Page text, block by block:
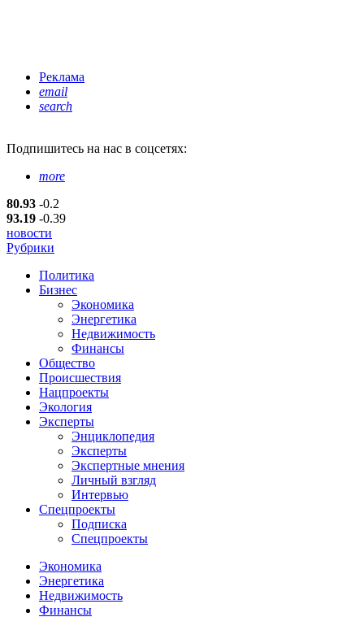
Реклама
email
search
Подпишитесь на нас в соцсетях:
more
80.93 -0.2
93.19 -0.39
новости
Рубрики
Политика
Бизнес
Экономика
Энергетика
Недвижимость
Финансы
Общество
Происшествия
Нацпроекты
Экология
Эксперты
Энциклопедия
Эксперты
Экспертные мнения
Личный взгляд
Интервью
Спецпроекты
Подписка
Спецпроекты
Экономика
Энергетика
Недвижимость
Финансы